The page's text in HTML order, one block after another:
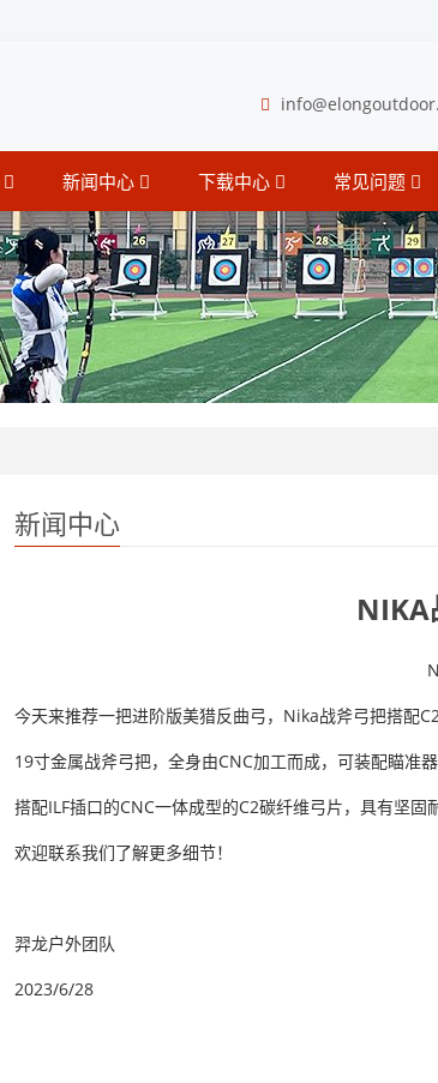
新闻中心 下载中心 常见问题
新闻中心
NIKA
今天来推荐一把进阶版美猎反曲弓，Nika战斧弓把搭配C2
19寸金属战斧弓把，全身由CNC加工而成，可装配瞄准
搭配ILF插口的CNC一体成型的C2碳纤维弓片， 具有坚固
欢迎联系我们了解更多细节！
羿龙户外团队
2023/6/28